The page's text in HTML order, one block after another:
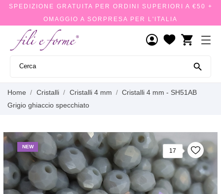
SPEDIZIONE GRATUITA PER ORDINI SUPERIORI A €50 +
OMAGGIO A SORPRESA PER L'ITALIA
shopping_cart

Home Cristalli Cristalli 4 mm
Cristalli 4 mm - SH51AB
Grigio ghiaccio specchiato
NEW
17